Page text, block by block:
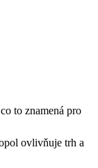
ovlivňuje trh a